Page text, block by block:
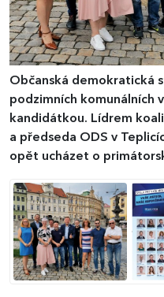
Občanská demokratická
podzimních komunálních
kandidátkou. Lídrem
a předseda ODS v
opět ucházet o